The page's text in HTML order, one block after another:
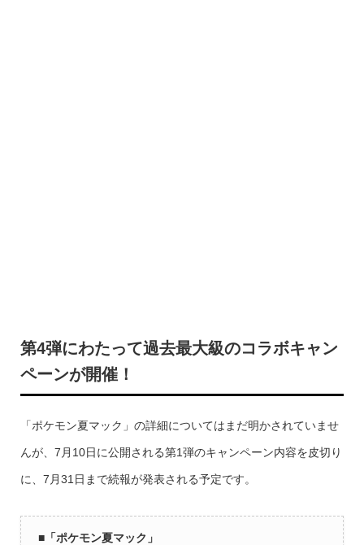
第4弾にわたって過去最大級のコラボキャン
ペーンが開催！
「ポケモン夏マック」の詳細についてはまだ明かされていませ
んが、7月10日に公開される第1弾のキャンペーン内容を皮切り
に、7月31日まで続報が発表される予定です。
■「ポケモン夏マック」